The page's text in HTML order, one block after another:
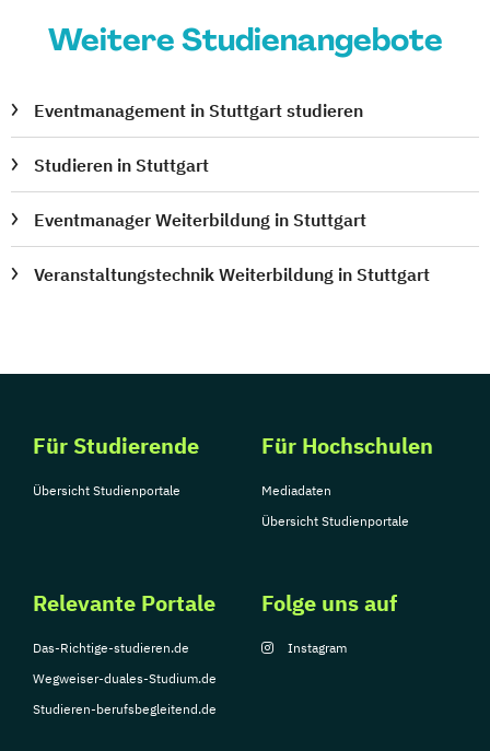
Weitere Studienangebote
Eventmanagement in Stuttgart studieren
Studieren in Stuttgart
Eventmanager Weiterbildung in Stuttgart
Veranstaltungstechnik Weiterbildung in Stuttgart
Für Studierende
Übersicht Studienportale
Für Hochschulen
Mediadaten
Übersicht Studienportale
Relevante Portale
Das-Richtige-studieren.de
Wegweiser-duales-Studium.de
Studieren-berufsbegleitend.de
Folge uns auf
Instagram